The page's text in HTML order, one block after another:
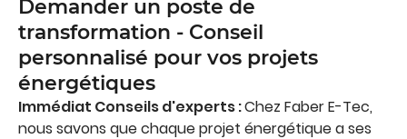
Demander un poste de
transformation - Conseil
personnalisé pour vos projets
énergétiques
Immédiat Conseils d'experts :Chez Faber E-Tec,
nous savons que chaque projet énergétique a ses